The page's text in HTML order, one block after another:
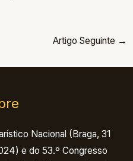
Artigo Seguinte →
Nacional (Braga, 31
e do 53.º Congresso